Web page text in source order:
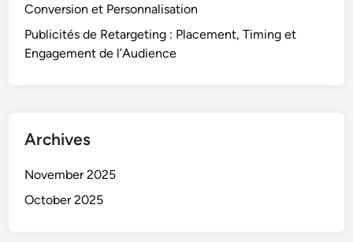
Conversion et Personnalisation
Publicités de Retargeting : Placement, Timing et
Engagement de l’Audience
Archives
November 2025
October 2025